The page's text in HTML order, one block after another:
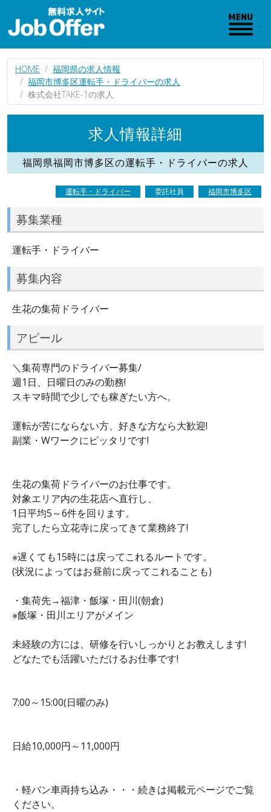
HOME
福岡県の求人情報
福岡市博多区運転手・ドライバーの求人
株式会社TAKE-1の求人
求人情報詳細
福岡県福岡市博多区の運転手・ドライバーの求人
運転手・ドライバー 委託社員 福岡市博多区
募集業種
運転手・ドライバー
募集内容
生花の集荷ドライバー
アピール
＼集荷専門のドライバー募集/
週1日、日曜日のみの勤務!
スキマ時間で少しでも稼ぎたい方へ。
運転が苦にならない方、好きな方なら大歓迎!
副業・Wワークにピッタリです!
生花の集荷ドライバーのお仕事です。
対象エリア内の生花店へ直行し、
1日平均5～6件を回ります。
完了したら立花寺に戻ってきて業務終了!
※遅くても15時には戻ってこれるルートです。
(状況によってはお昼前に戻ってこれることも)
・集荷先→福津・飯塚・田川(朝倉)
※飯塚・田川エリアがメイン
未経験の方には、研修を行いしっかりとお教えします!
どなたでも活躍いただけるお仕事です!
7:00～15:00(日曜のみ)
日給10,000円～11,000円
・軽バン車両持ち込み・・・続きは掲載元ページでご覧
ください。